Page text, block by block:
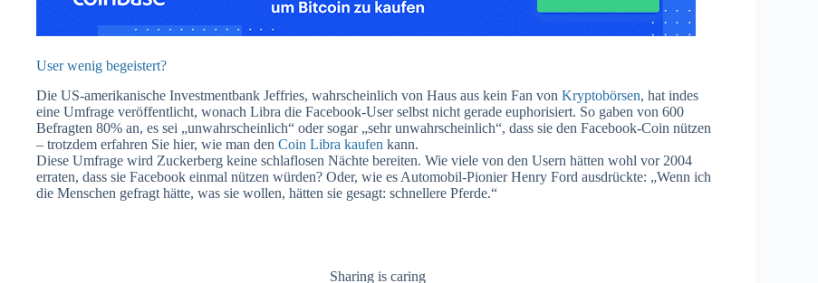
User wenig begeistert?
Die US-amerikanische Investmentbank Jeffries, wahrscheinlich von Haus aus kein Fan von Kryptobörsen, hat indes
eine Umfrage veröffentlicht, wonach Libra die Facebook-User selbst nicht gerade euphorisiert. So gaben von 600
Befragten 80% an, es sei „unwahrscheinlich“ oder sogar „sehr unwahrscheinlich“, dass sie den Facebook-Coin nützen
– trotzdem erfahren Sie hier, wie man den Coin Libra kaufen kann.
Diese Umfrage wird Zuckerberg keine schlaflosen Nächte bereiten. Wie viele von den Usern hätten wohl vor 2004
erraten, dass sie Facebook einmal nützen würden? Oder, wie es Automobil-Pionier Henry Ford ausdrückte: „Wenn ich
die Menschen gefragt hätte, was sie wollen, hätten sie gesagt: schnellere Pferde.“
Sharing is caring